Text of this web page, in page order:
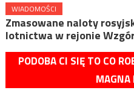
WIADOMOŚCI
Zmasowane naloty
lotnictwa w rejonie
PODOBA CI SIĘ TO CO
MAGNA